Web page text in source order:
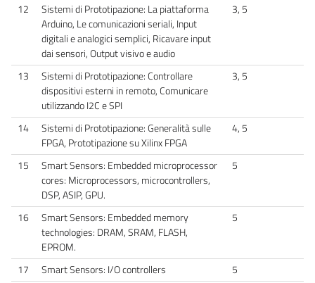
12
Sistemi di Prototipazione: La piattaforma
Arduino, Le comunicazioni seriali, Input
digitali e analogici semplici, Ricavare input
dai sensori, Output visivo e audio
3, 5
13
Sistemi di Prototipazione: Controllare
dispositivi esterni in remoto, Comunicare
utilizzando I2C e SPI
3, 5
14
Sistemi di Prototipazione: Generalità sulle
FPGA, Prototipazione su Xilinx FPGA
4, 5
15
Smart Sensors: Embedded microprocessor
cores: Microprocessors, microcontrollers,
DSP, ASIP, GPU.
5
16
Smart Sensors: Embedded memory
technologies: DRAM, SRAM, FLASH,
EPROM.
5
17 Smart Sensors: I/O controllers
5